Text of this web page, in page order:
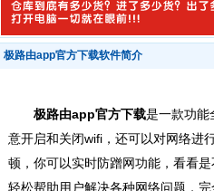
极路由app官方下载软件简介
极路由app官方下载是一款功能
意开启和关闭wifi，还可以对网络进
顿，你可以实时防蹭网功能，看看
轻松帮助用户解决各种网络问题，